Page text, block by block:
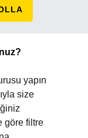
yapın
size
göre filtre